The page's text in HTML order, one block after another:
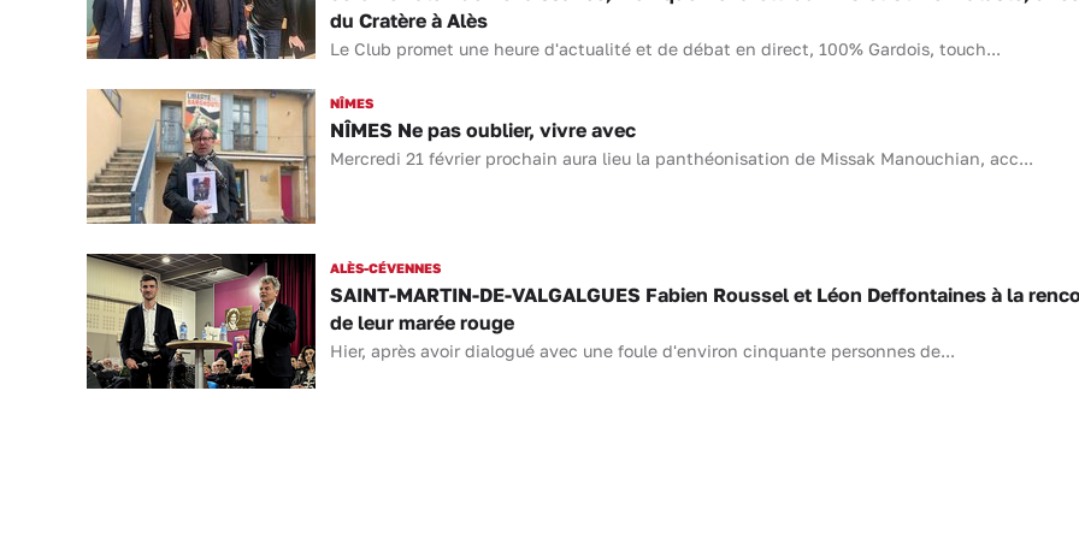
du Cratère à Alès
Le Club promet une heure d'actualité et de débat en direct, 100% Gardois, touch...
NÎMES
NÎMES Ne pas oublier, vivre avec
Mercredi 21 février prochain aura lieu la panthéonisation de Missak Manouchian, acc...
ALÈS-CÉVENNES
SAINT-MARTIN-DE-VALGALGUES Fabien Roussel et Léon Deffontaines à la
de leur marée rouge
Hier, après avoir dialogué avec une foule d'environ cinquante personnes de...